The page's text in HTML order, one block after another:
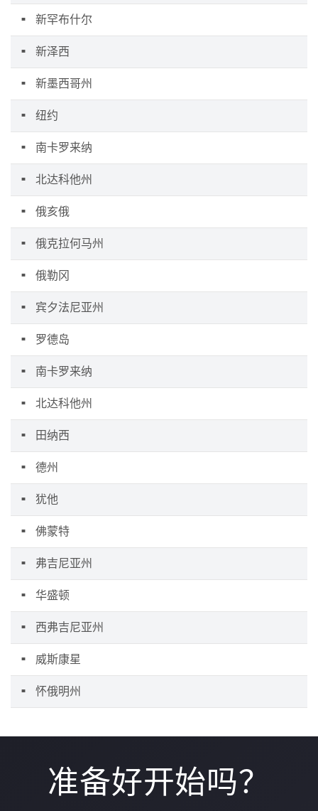
新罕布什尔
新泽西
新墨西哥州
纽约
南卡罗来纳
北达科他州
俄亥俄
俄克拉何马州
俄勒冈
宾夕法尼亚州
罗德岛
南卡罗来纳
北达科他州
田纳西
德州
犹他
佛蒙特
弗吉尼亚州
华盛顿
西弗吉尼亚州
威斯康星
怀俄明州
准备好开始吗？